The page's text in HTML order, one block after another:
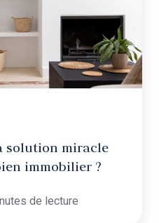
solution miracle
immobilier ?
de lecture